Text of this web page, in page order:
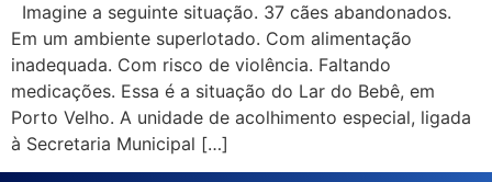
Imagine a seguinte situação. 37 cães abandonados.
Em um ambiente superlotado. Com alimentação
inadequada. Com risco de violência. Faltando
medicações. Essa é a situação do Lar do Bebê, em
Porto Velho. A unidade de acolhimento especial, ligada
à Secretaria Municipal […]